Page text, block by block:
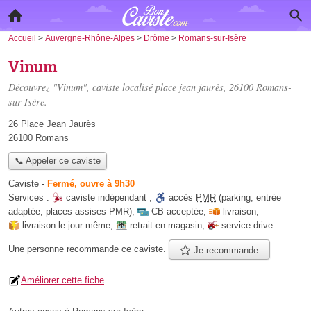
Accueil > Auvergne-Rhône-Alpes > Drôme > Romans-sur-Isère
Vinum
Découvrez "Vinum", caviste localisé place jean jaurès, 26100 Romans-
sur-Isère.
26 Place Jean Jaurès
26100 Romans
📞 Appeler ce caviste
Caviste - Fermé, ouvre à 9h30
Services :
caviste indépendant , accès PMR (parking, entrée
adaptée, places assises PMR), CB acceptée, livraison,
livraison le jour même, retrait en magasin, service drive
Une personne recommande ce caviste. Je recommande
Améliorer cette fiche